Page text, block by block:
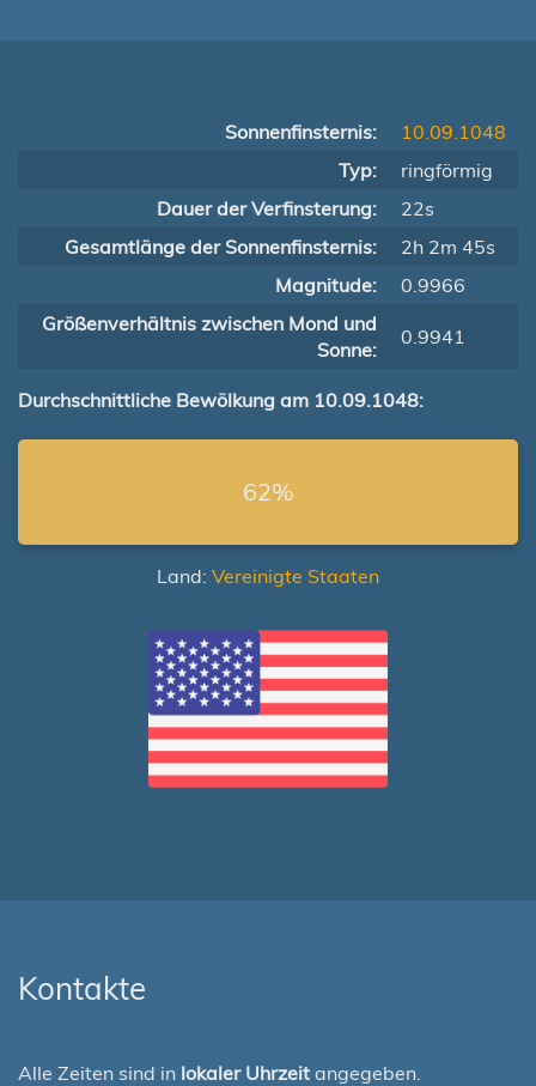
Sonnenfinsternis:
10.09.1048
Typ:
ringförmig
Dauer der Verfinsterung:
22s
Gesamtlänge der Sonnenfinsternis:
2h 2m 45s
Magnitude:
0.9966
Größenverhältnis zwischen Mond und
Sonne:
0.9941
Durchschnittliche Bewölkung am 10.09.1048:
62%
Land: Vereinigte Staaten
Kontakte
Alle Zeiten sind in lokaler Uhrzeit angegeben.